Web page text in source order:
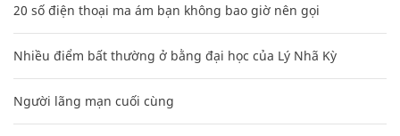
20 số điện thoại ma ám bạn không bao giờ nên gọi
Nhiều điểm bất thường ở bằng đại học của Lý Nhã Kỳ
Người lãng mạn cuối cùng